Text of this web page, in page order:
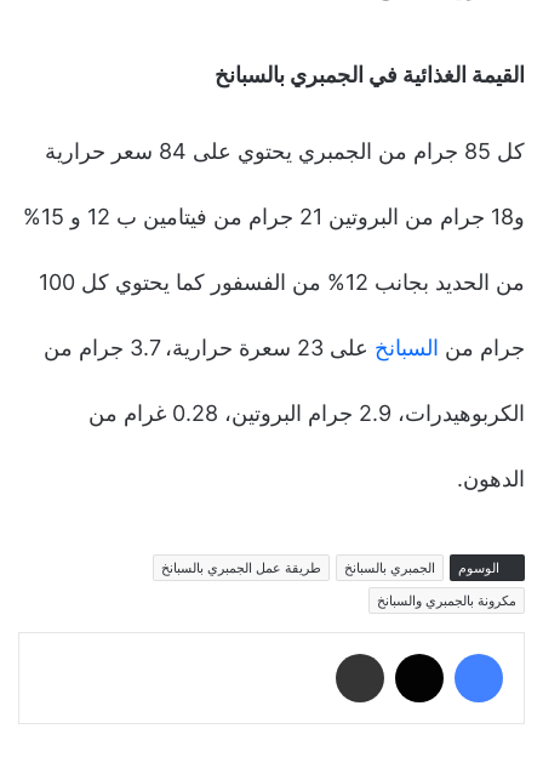
القيمة الغذائية في الجمبري بالسبانخ
كل 85 جرام من الجمبري يحتوي على 84 سعر حرارية
و18 جرام من البروتين 21 جرام من فيتامين ب 12 و 15%
من الحديد بجانب 12% من الفسفور كما يحتوي كل 100
جرام من السبانخ على 23 سعرة حرارية، 3.7 جرام من
الكربوهيدرات، 2.9 جرام البروتين، 0.28 غرام من
الدهون.
الوسوم الجمبري بالسبانخ
طريقة عمل الجمبري بالسبانخ
مكرونة بالجمبري والسبانخ
فيسبوك